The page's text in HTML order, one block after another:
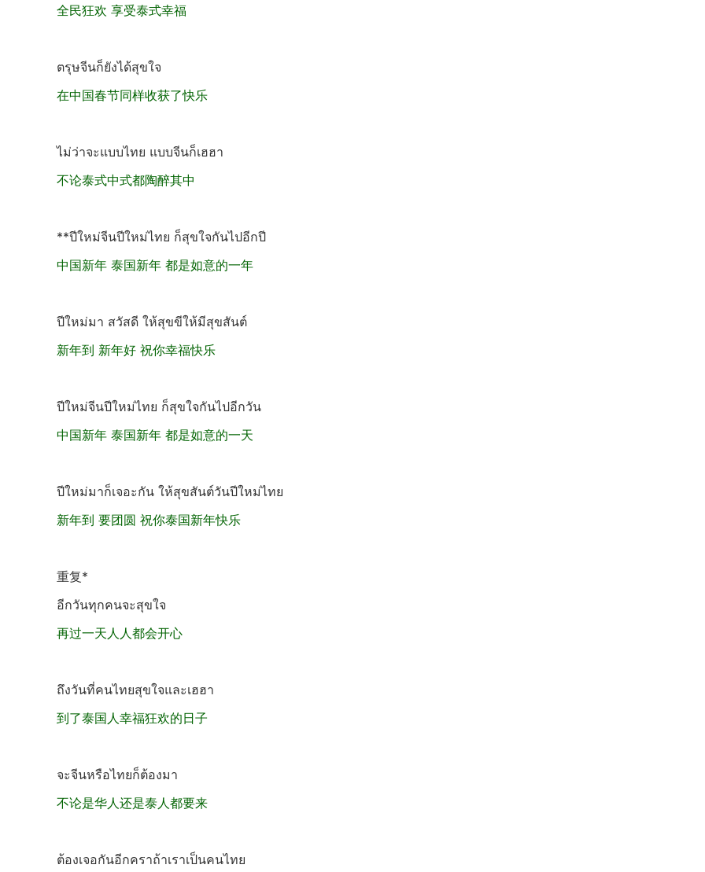
全民狂欢 享受泰式幸福
ตรุษจีนก็ยังได้สุขใจ
在中国春节同样收获了快乐
ไม่ว่าจะแบบไทย แบบจีนก็เฮฮา
不论泰式中式都陶醉其中
**ปีใหม่จีนปีใหม่ไทย ก็สุขใจกันไปอีกปี
中国新年 泰国新年 都是如意的一年
ปีใหม่มา สวัสดี ให้สุขขีให้มีสุขสันต์
新年到 新年好 祝你幸福快乐
ปีใหม่จีนปีใหม่ไทย ก็สุขใจกันไปอีกวัน
中国新年 泰国新年 都是如意的一天
ปีใหม่มาก็เจอะกัน ให้สุขสันต์วันปีใหม่ไทย
新年到 要团圆 祝你泰国新年快乐
重复*
อีกวันทุกคนจะสุขใจ
再过一天人人都会开心
ถึงวันที่คนไทยสุขใจและเฮฮา
到了泰国人幸福狂欢的日子
จะจีนหรือไทยก็ต้องมา
不论是华人还是泰人都要来
ต้องเจอกันอีกคราถ้าเราเป็นคนไทย